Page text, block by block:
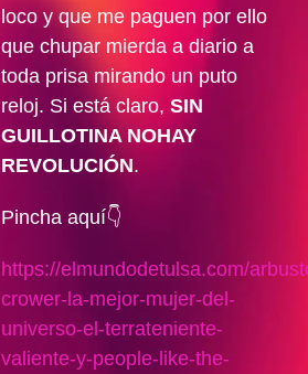
loco y que me paguen por ello
que chupar mierda a diario a
toda prisa mirando un puto
reloj. Si está claro, SIN
GUILLOTINA NOHAY
REVOLUCIÓN.
Pincha aquí👇
https://elmundodetulsa.com/
crower-la-mejor-mujer-del-
universo-el-terrateniente-
valiente-y-people-like-the-